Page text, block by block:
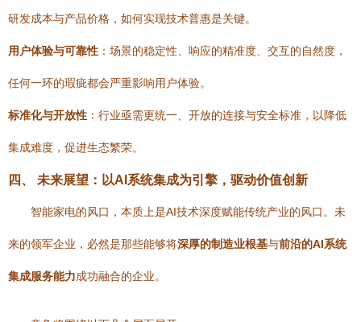
研发成本与产品价格，如何实现技术普惠是关键。
用户体验与可靠性 ：场景的稳定性、响应的精准度、交互的自然度，
任何一环的瑕疵都会严重影响用户体验。
标准化与开放性 ：行业亟需更统一、开放的连接与安全标准，以降低
集成难度，促进生态繁荣。
四、 未来展望：以AI系统集成为引擎，驱动价值创新
智能家电的风口，本质上是AI技术深度赋能传统产业的风口。未
来的领军企业，必然是那些能够将深厚的制造业根基与前沿的AI系统
集成服务能力成功融合的企业。